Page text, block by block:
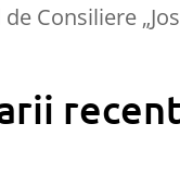
Consiliere